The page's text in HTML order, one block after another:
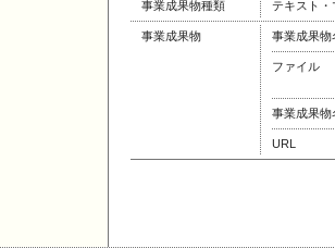
事業成果物種類 テキスト・
事業成果物 事業成果物
ファイル
事業成果物
URL